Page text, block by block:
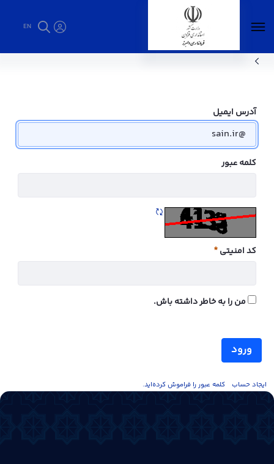
EN
صفحه نمایش خبر - فرمانداری البرز
آدرس ایمیل
کلمه عبور
کد امنیتی
ضروری
من را به خاطر داشته باش.
ورود
ايجاد حساب کلمه عبور را فراموش کرده‌اید.